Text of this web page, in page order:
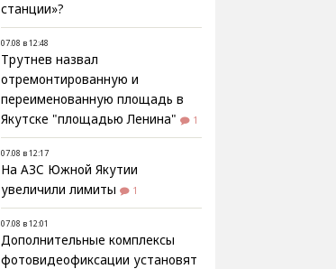
станции»?
07.08 в 12:48
Трутнев назвал
отремонтированную и
переименованную площадь в
Якутске "площадью Ленина"
1
07.08 в 12:17
На АЗС Южной Якутии
увеличили лимиты
1
07.08 в 12:01
Дополнительные комплексы
фотовидеофиксации установят